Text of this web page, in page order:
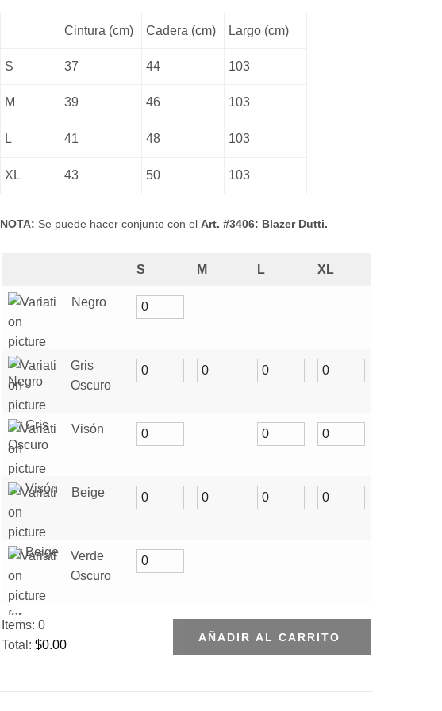
Cintura (cm) Cadera (cm) Largo (cm)
S 37 44 103
M 39 46 103
L 41 48 103
XL 43 50 103
NOTA: Se puede hacer conjunto con el Art. #3406: Blazer Dutti.
S M L XL
Negro
Gris
Oscuro
Visón
Beige
Verde
Oscuro
Items: 0
Total : $0.00
AÑADIR AL CARRITO